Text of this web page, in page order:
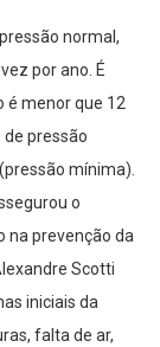
normal,
por ano. É
é menor que 12
pressão
mínima).
o
na prevenção da
Scotti
iniciais da
falta de ar,